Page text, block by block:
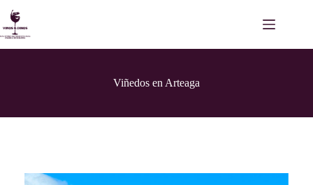
contenido
Viñedos en Arteaga